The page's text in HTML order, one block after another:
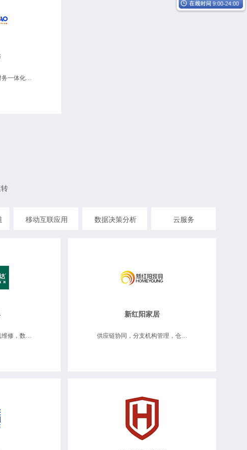
移动互联应用 数据决策分析 云服务
供应链协同，仓储物流维修，数据决策分析
新红阳家居
供应链协同，分支机构管理，仓储物流维修，数据决策分析